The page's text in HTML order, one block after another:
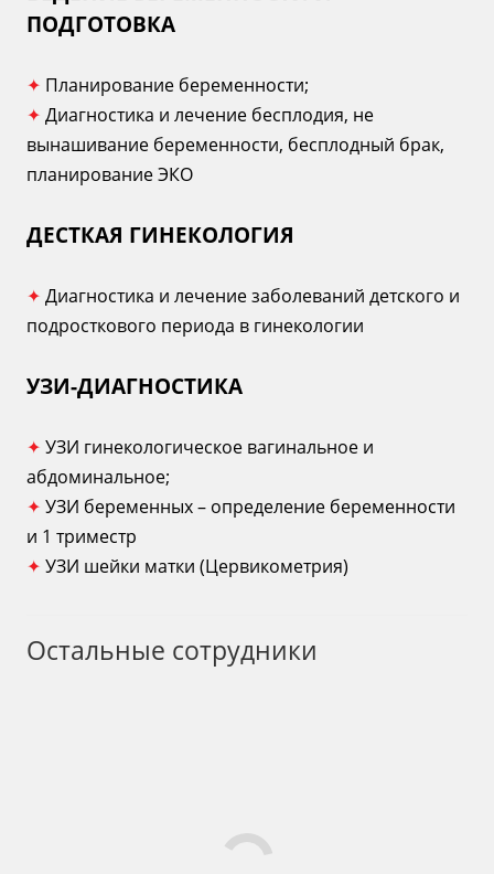
ПОДГОТОВКА
✦ Планирование беременности;
✦ Диагностика и лечение бесплодия, не
вынашивание беременности, бесплодный брак,
планирование ЭКО
ДЕСТКАЯ ГИНЕКОЛОГИЯ
✦ Диагностика и лечение заболеваний детского и
подросткового периода в гинекологии
УЗИ-ДИАГНОСТИКА
✦ УЗИ гинекологическое вагинальное и
абдоминальное;
✦ УЗИ беременных – определение беременности
и 1 триместр
✦ УЗИ шейки матки (Цервикометрия)
Остальные сотрудники